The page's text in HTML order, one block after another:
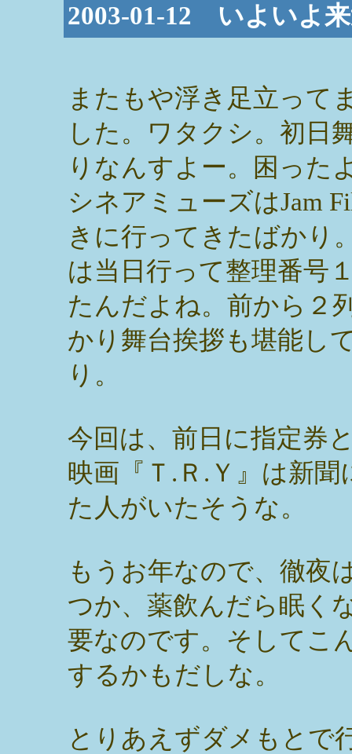
2003-01-12 いよいよ
またもや浮き足立って
した。ワタクシ。初日
りなんすよー。困った
シネアミューズはJam
きに行ってきたばかり
は当日行って整理番号
たんだよね。前から２
かり舞台挨拶も堪能し
り。
今回は、前日に指定券
映画『Ｔ.Ｒ.Ｙ』は新
た人がいたそうな。
もうお年なので、徹夜
つか、薬飲んだら眠く
要なのです。そしてこ
するかもだしな。
とりあえずダメもとで